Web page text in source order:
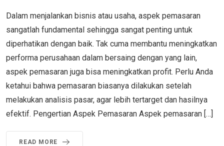
Dalam menjalankan bisnis atau usaha, aspek pemasaran
sangatlah fundamental sehingga sangat penting untuk
diperhatikan dengan baik. Tak cuma membantu meningkatkan
performa perusahaan dalam bersaing dengan yang lain,
aspek pemasaran juga bisa meningkatkan profit. Perlu Anda
ketahui bahwa pemasaran biasanya dilakukan setelah
melakukan analisis pasar, agar lebih tertarget dan hasilnya
efektif. Pengertian Aspek Pemasaran Aspek pemasaran […]
READ MORE